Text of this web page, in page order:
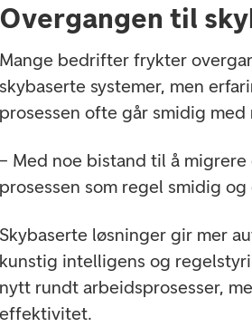
Overgangen til
Mange bedrifter frykter
skybaserte systemer, men
prosessen ofte går smidig
– Med noe bistand til å
prosessen som regel smidig
Skybaserte løsninger gir mer
kunstig intelligens og
nytt rundt arbeidsprosesser,
effektivitet.